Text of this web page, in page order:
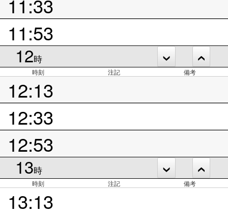
11:53
12時
時刻 注記 備考
12:13
12:33
12:53
13時
時刻 注記 備考
13:13